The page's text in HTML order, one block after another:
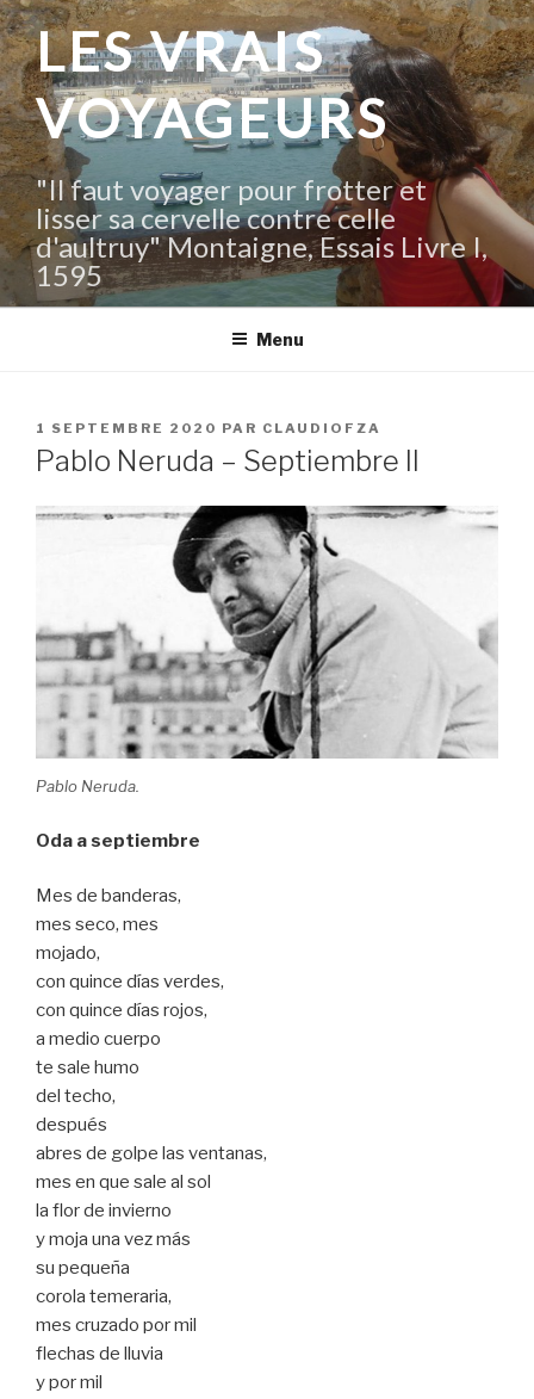
Aller
au
contenu
principal
LES VRAIS
VOYAGEURS
"Il faut voyager pour frotter et
lisser sa cervelle contre celle
d'aultruy" Montaigne, Essais Livre I,
1595
Menu
PUBLIÉ
LE
1 SEPTEMBRE 2020 PAR CLAUDIOFZA
Pablo Neruda – Septiembre II
Pablo Neruda.
Oda a septiembre
Mes de banderas,
mes seco, mes
mojado,
con quince días verdes,
con quince días rojos,
a medio cuerpo
te sale humo
del techo,
después
abres de golpe las ventanas,
mes en que sale al sol
la flor de invierno
y moja una vez más
su pequeña
corola temeraria,
mes cruzado por mil
flechas de lluvia
y por mil